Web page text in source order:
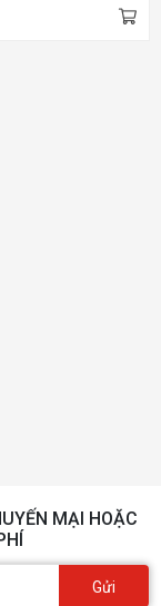
MẠI HOẶC
Gửi